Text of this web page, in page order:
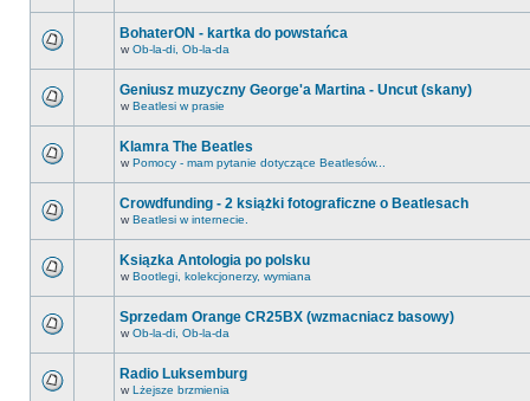
BohaterON - kartka do powstańca
w Ob-la-di, Ob-la-da
Geniusz muzyczny George'a Martina - Uncut (skany)
w Beatlesi w prasie
Klamra The Beatles
w Pomocy - mam pytanie dotyczące Beatlesów...
Crowdfunding - 2 książki fotograficzne o Beatlesach
w Beatlesi w internecie.
Ksiązka Antologia po polsku
w Bootlegi, kolekcjonerzy, wymiana
Sprzedam Orange CR25BX (wzmacniacz basowy)
w Ob-la-di, Ob-la-da
Radio Luksemburg
w Lżejsze brzmienia